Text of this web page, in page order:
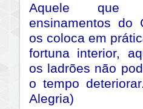
Aquele que
ensinamentos do
os coloca em
fortuna interior,
os ladrões não
o tempo
Alegria)